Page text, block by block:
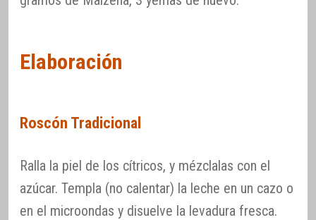
Elaboración
Roscón Tradicional
Ralla la piel de los cítricos, y mézclalas con el
azúcar. Templa (no calentar) la leche en un cazo o
en el microondas y disuelve la levadura fresca.